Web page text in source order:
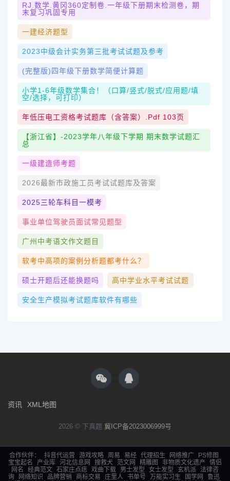
RJ.数学.黄冈360定制卷.一年级下册期末检测卷，期
末复习巩固专用
一建经济题型
2023中级会计实务第三批考试试题及参考
(完整版)四年级下册数学简便计算题
小学1-6年级数学集合！（口算/竖式/脱式/应用题/填
空/选择，可打印）
年低压电工资格考试题库（含答案）.pdf 103页
【浙江省】-2023学年八年级下学期 期末数学试题汇
总
一级建造师考题
2026最新市政施工员考试试题库及答案
2025三轮车科目一模考
事业单位驾驶员面试常见题型
广州中考语文作文题目
软考中高项的案例分析题都考什么？
硕士开题后还能换题吗 高中学业水平考试试题
安全生产模拟考试题库软件有哪些
资讯 XML地图
2026 © 下真题 冀ICP备2023006999号
合作伙伴： 抖音代运营 游戏攻略 周易 易经 代理招生 网络推广
PS修图
宝宝起名
产业库 河北信息网 搜救犬 范文网 精雕图 非物质文化遗产
情侣
网名
经典范文 石家庄点痣 戏曲下载 男士发型 女士发型 玄机派
法律咨
询
网络知识 品牌营销 商标交易 庄里人 书单号 万能实习生 国学网
鲁迅